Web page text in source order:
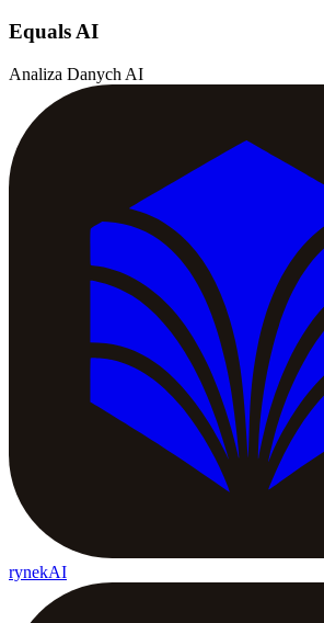
Equals AI
Analiza Danych AI
rynekAI